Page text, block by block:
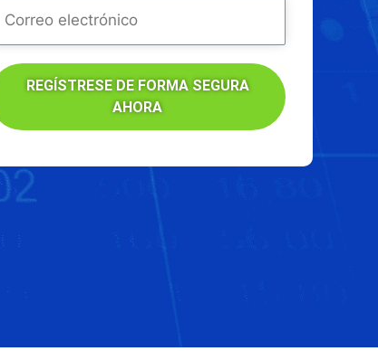
REGÍSTRESE DE FORMA SEGURA
AHORA